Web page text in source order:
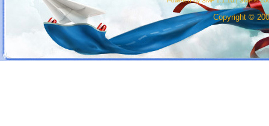
Copyright ©